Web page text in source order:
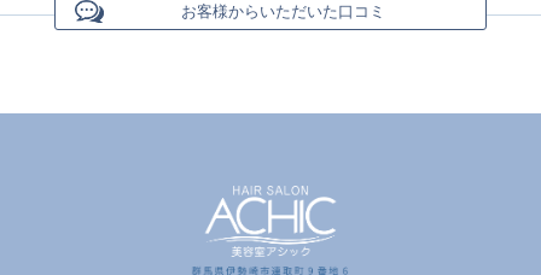
お客様からいただいた口コミ